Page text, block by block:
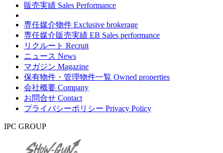
販売実績 Sales Performance
専任媒介物件 Exclusive brokerage
専任媒介販売実績 EB Sales performance
リクルート Recruit
ニュース News
マガジン Magazine
保有物件・管理物件一覧 Owned properties
会社概要 Company
お問合せ Contact
プライバシーポリシー Privacy Policy
IPC GROUP